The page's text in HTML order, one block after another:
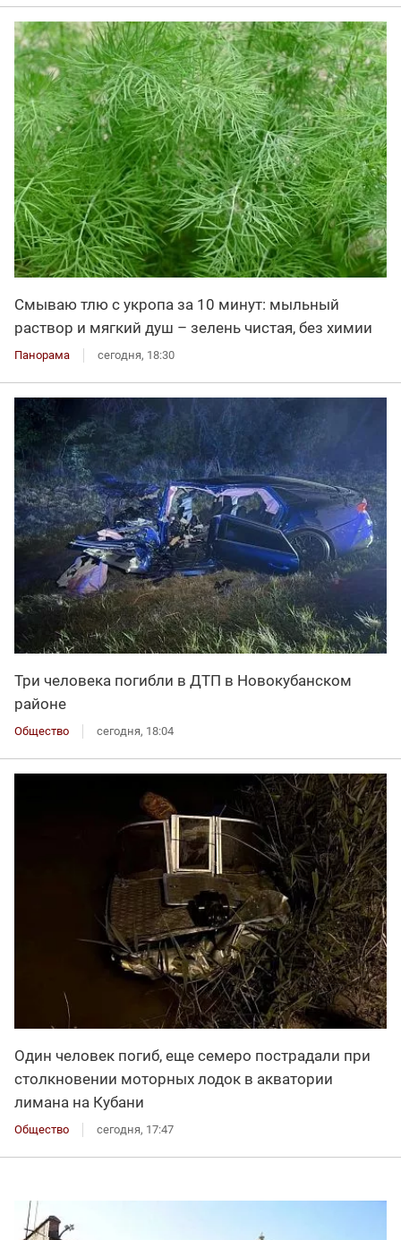
Смываю тлю с укропа за 10 минут: мыльный
раствор и мягкий душ – зелень чистая, без химии
Панорама сегодня, 18:30
Три человека погибли в ДТП в Новокубанском
районе
Общество сегодня, 18:04
Один человек погиб, еще семеро пострадали при
столкновении моторных лодок в акватории
лимана на Кубани
Общество сегодня, 17:47